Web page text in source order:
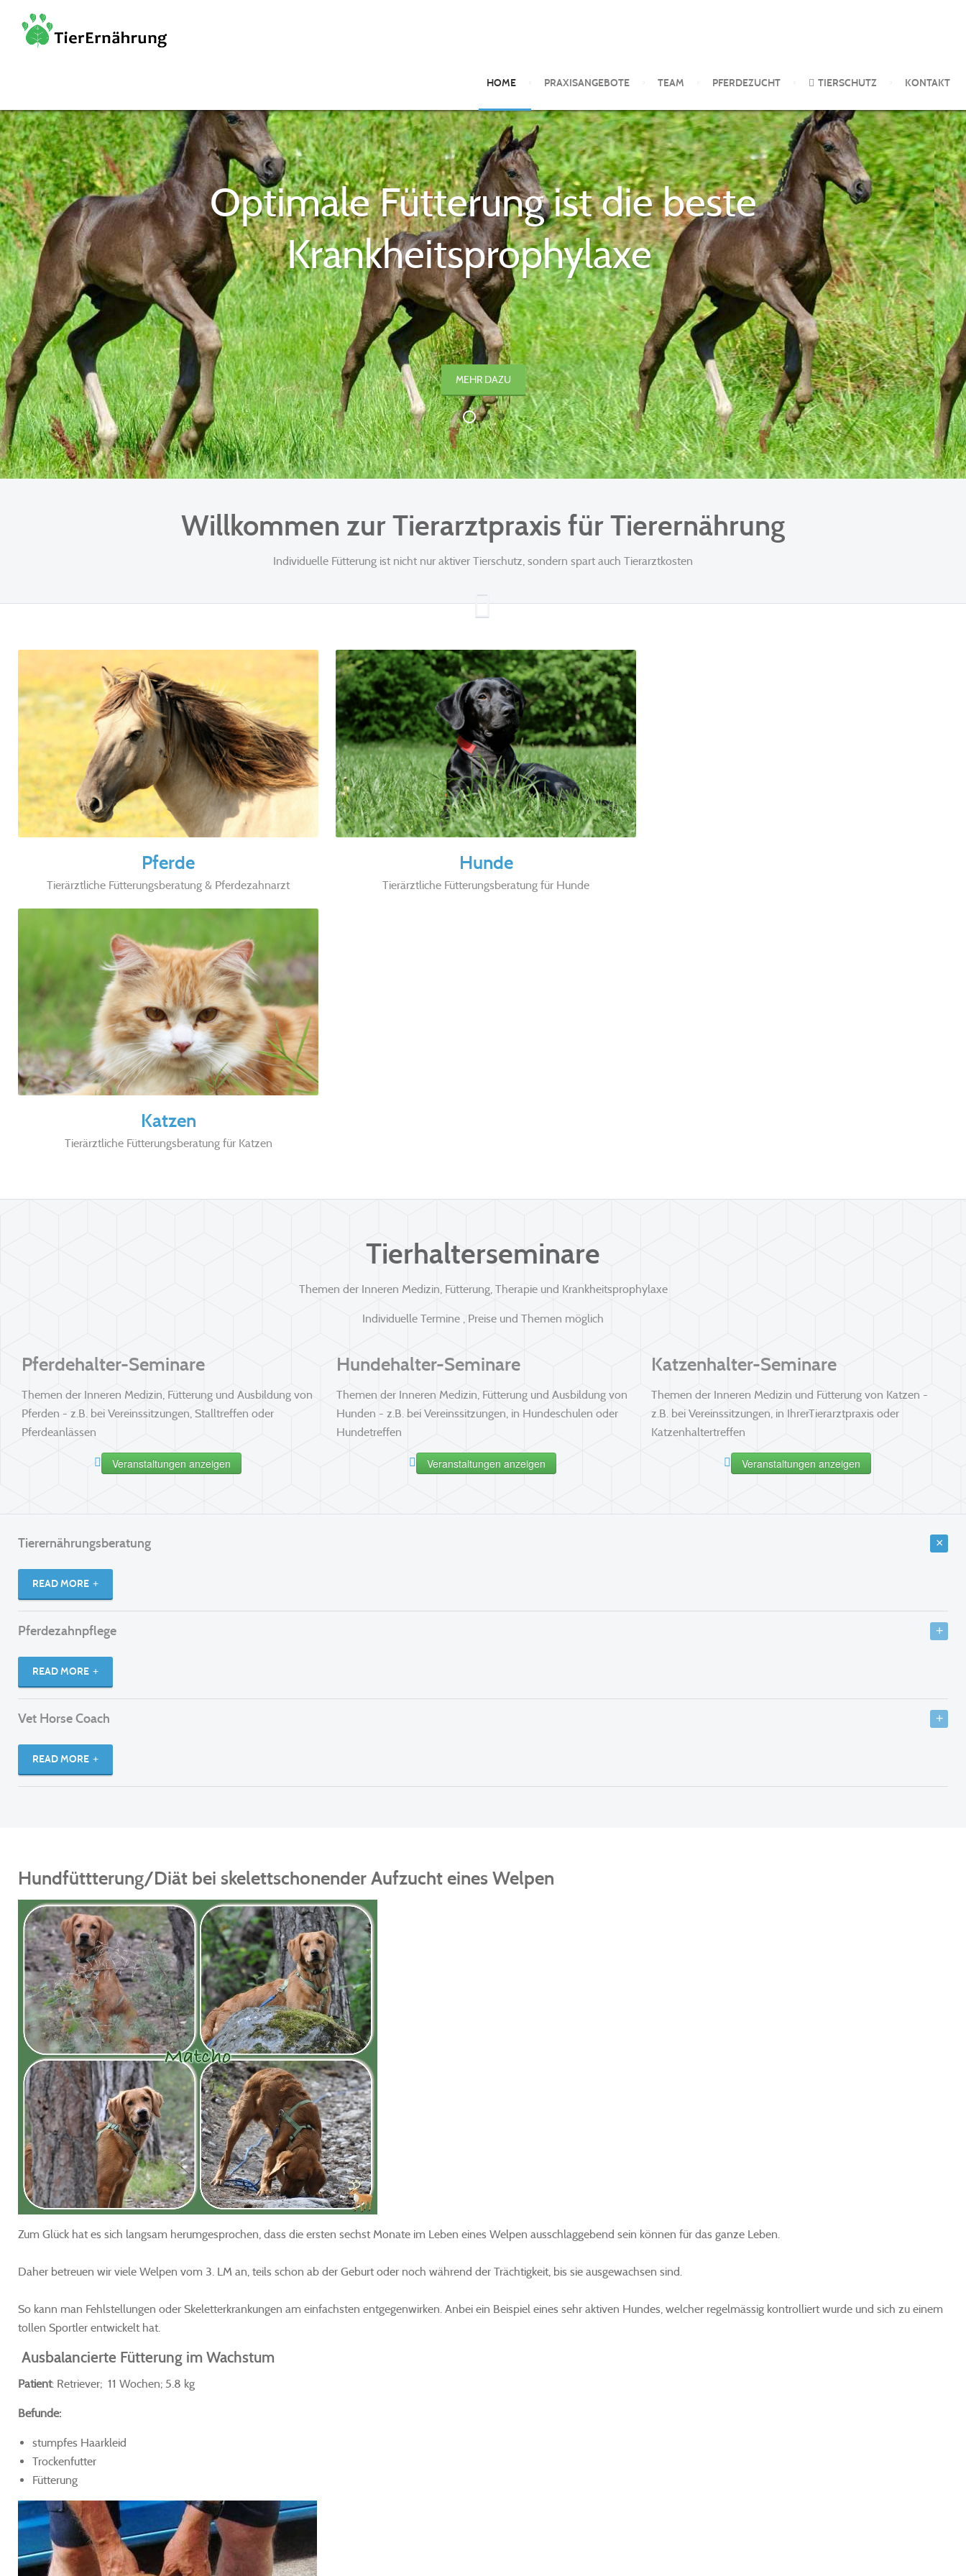
HOME PRAXISANGEBOTE TEAM PFERDEZUCHT TIERSCHUTZ KONTAKT
Optimale Fütterung ist die beste
Krankheitsprophylaxe
MEHR DAZU
Willkommen zur Tierarztpraxis für Tierernährung
Individuelle Fütterung ist nicht nur aktiver Tierschutz, sondern spart auch Tierarztkosten
Pferde
Tierärztliche Fütterungsberatung & Pferdezahnarzt
Hunde
Tierärztliche Fütterungsberatung für Hunde
Katzen
Tierärztliche Fütterungsberatung für Katzen
Tierhalterseminare
Themen der Inneren Medizin, Fütterung, Therapie und Krankheitsprophylaxe
Individuelle Termine , Preise und Themen möglich
Pferdehalter-Seminare
Themen der Inneren Medizin, Fütterung und Ausbildung von
Pferden - z.B. bei Vereinssitzungen, Stalltreffen oder
Pferdeanlässen
Veranstaltungen anzeigen
Hundehalter-Seminare
Themen der Inneren Medizin, Fütterung und Ausbildung von
Hunden - z.B. bei Vereinssitzungen, in Hundeschulen oder
Hundetreffen
Veranstaltungen anzeigen
Katzenhalter-Seminare
Themen der Inneren Medizin und Fütterung von Katzen -
z.B. bei Vereinssitzungen, in IhrerTierarztpraxis oder
Katzenhaltertreffen
Veranstaltungen anzeigen
Tierernährungsberatung
READ MORE
Pferdezahnpflege
READ MORE
Vet Horse Coach
READ MORE
Hundfüttterung/Diät bei skelettschonender Aufzucht eines Welpen
Zum Glück hat es sich langsam herumgesprochen, dass die ersten sechst Monate im Leben eines Welpen ausschlaggebend sein können für das ganze Leben.
Daher betreuen wir viele Welpen vom 3. LM an, teils schon ab der Geburt oder noch während der Trächtigkeit, bis sie ausgewachsen sind.
So kann man Fehlstellungen oder Skeletterkrankungen am einfachsten entgegenwirken. Anbei ein Beispiel eines sehr aktiven Hundes, welcher regelmässig kontrolliert wurde und sich zu einem
tollen Sportler entwickelt hat.
Ausbalancierte Fütterung im Wachstum
Patient: Retriever; 11 Wochen; 5.8 kg
Befunde:
stumpfes Haarkleid
Trockenfutter
Fütterung